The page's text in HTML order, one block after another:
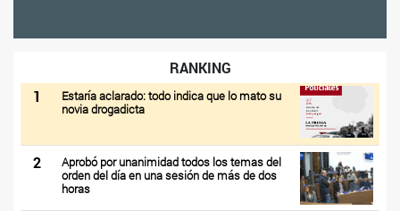
RANKING
1
Estaría aclarado: todo indica que lo mato su
novia drogadicta
2
Aprobó por unanimidad todos los temas del
orden del día en una sesión de más de dos
horas